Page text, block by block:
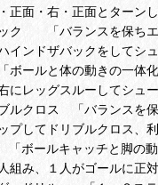
とターンして最後
「バランスを保ちエク
クをしてシュ
ルと体の動きの一体化
ルーしてシュー
ロス 「バランスを保
クロス、利き手と
ールキャッチと脚の動
ールに正対して立